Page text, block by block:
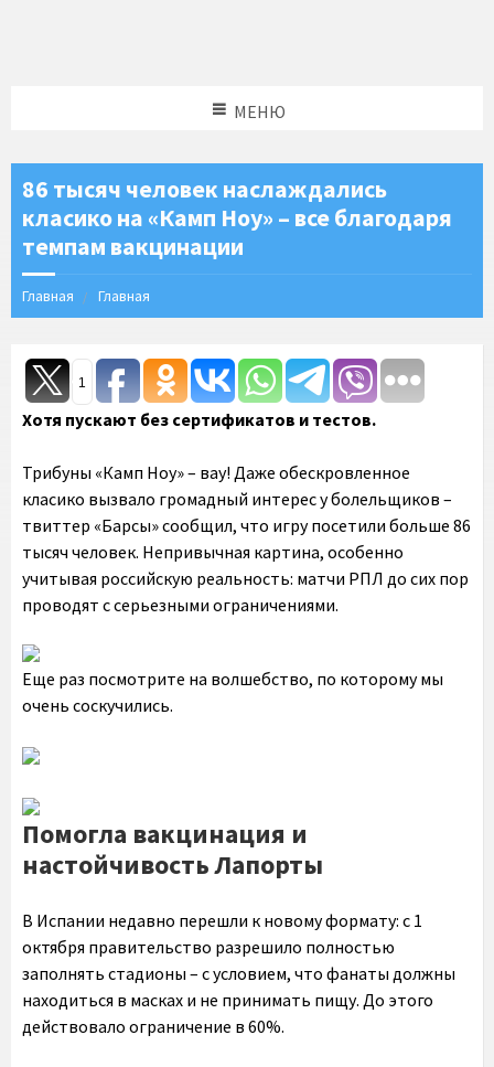
МЕНЮ
86 тысяч человек наслаждались
класико на «Камп Ноу» – все благодаря
темпам вакцинации
Главная Главная
1
Хотя пускают без сертификатов и тестов.
Трибуны «Камп Ноу» – вау! Даже обескровленное
класико вызвало громадный интерес у болельщиков –
твиттер «Барсы» сообщил, что игру посетили больше 86
тысяч человек. Непривычная картина, особенно
учитывая российскую реальность: матчи РПЛ до сих пор
проводят с серьезными ограничениями.
Еще раз посмотрите на волшебство, по которому мы
очень соскучились.
Помогла вакцинация и
настойчивость Лапорты
В Испании недавно перешли к новому формату: с 1
октября правительство разрешило полностью
заполнять стадионы – с условием, что фанаты должны
находиться в масках и не принимать пищу. До этого
действовало ограничение в 60%.